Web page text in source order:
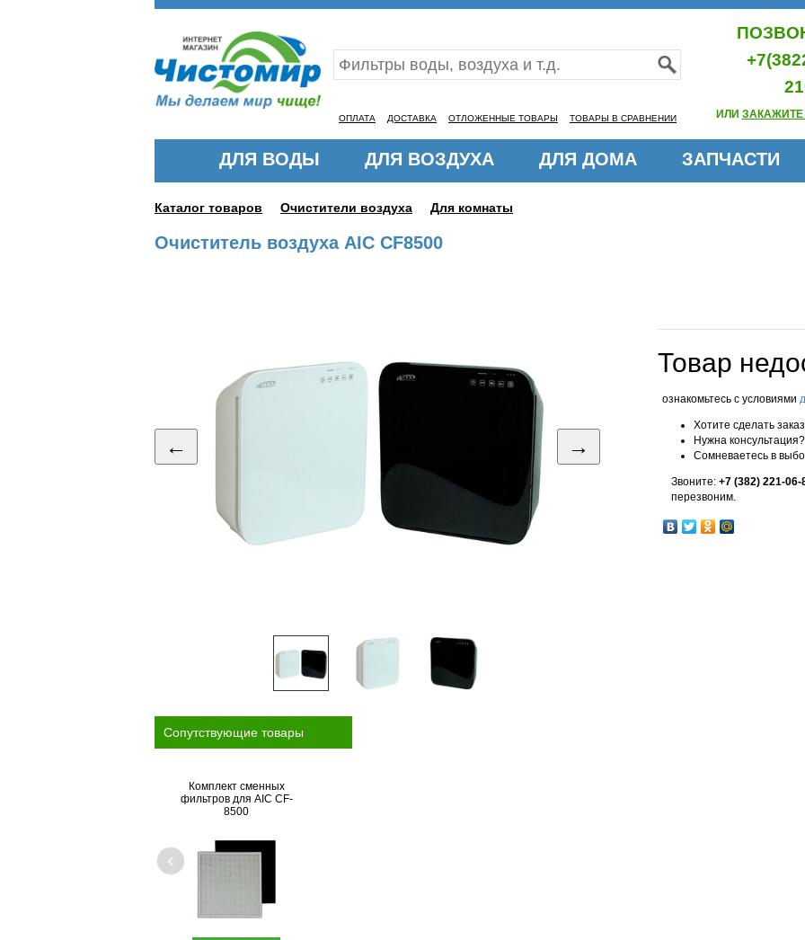
ОПЛАТА ДОСТАВКА ОТЛОЖЕННЫЕ ТОВАРЫ ТОВАРЫ В СРАВНЕНИИ ИЛИ
ДЛЯ ВОДЫ ДЛЯ ВОЗДУХА ДЛЯ ДОМА ЗАПЧАСТИ
Каталог товаров Очистители воздуха Для комнаты
Очиститель воздуха AIC CF8500
← →
Товар
ознакомьтесь с условиями
Хотите сделать
Нужна консультация?
Сомневаетесь в
Звоните: +7 (382) 221-06-
перезвоним.
Cопутствующие товары
Комплект сменных
фильтров для AIC CF-
8500
‹